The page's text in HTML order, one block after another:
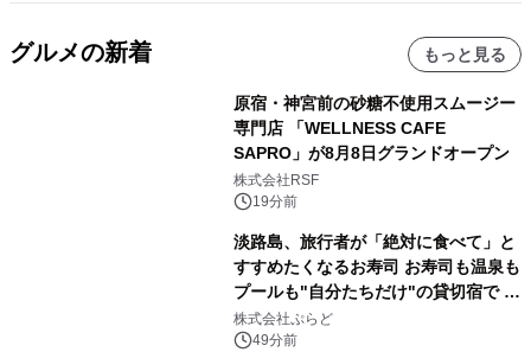
グルメの新着 もっと見る
原宿・神宮前の砂糖不使用スムージー
専門店 「WELLNESS CAFE
SAPRO」が8月8日グランドオープン
株式会社RSF
19分前
淡路島、旅行者が「絶対に食べて」と
すすめたくなるお寿司 お寿司も温泉も
プールも"自分たちだけ"の貸切宿で 1
日1組限定「岩屋温泉 絵島別庭 海と
森」の握り寿司プラン
株式会社ぷらど
49分前